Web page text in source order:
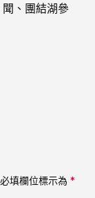
、團結湖參
必填欄位標示為 *